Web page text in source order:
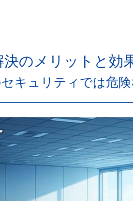
決のメリットと効
キュリティでは危